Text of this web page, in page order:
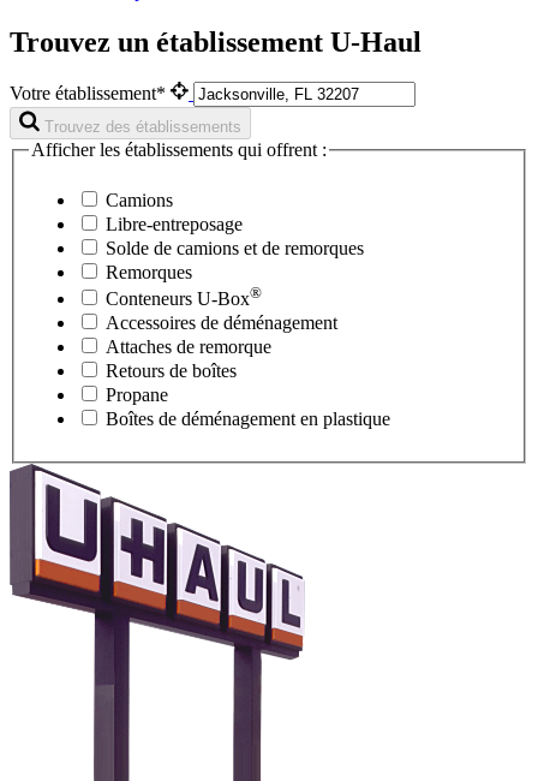
Trouvez un établissement U-Haul
Votre établissement*
Trouvez des établissements
Afficher les établissements qui offrent :
Camions
Libre-entreposage
Solde de camions et de remorques
Remorques
Conteneurs U-Box®
Accessoires de déménagement
Attaches de remorque
Retours de boîtes
Propane
Boîtes de déménagement en plastique